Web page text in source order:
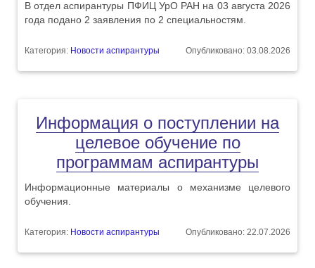
В отдел аспирантуры ПФИЦ УрО РАН на 03 августа 2026
года подано 2 заявления по 2 специальностям.
Категория: Новости аспирантуры Опубликовано: 03.08.2026
Информация о поступлении на
целевое обучение по
программам аспирантуры
Информационные материалы о механизме целевого
обучения.
Категория: Новости аспирантуры Опубликовано: 22.07.2026